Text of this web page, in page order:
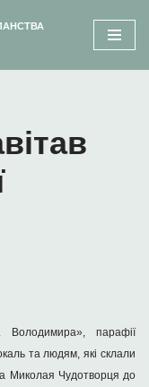
Володимира», парафії
та людям, які склали
Миколая Чудотворця до